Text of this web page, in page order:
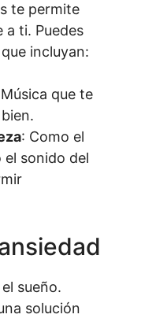
te permite
a ti. Puedes
incluyan:
que te
: Como el
el sonido del
sueño.
solución